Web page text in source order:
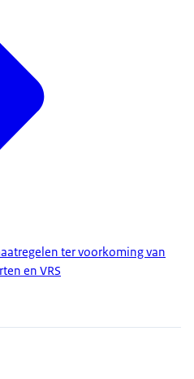
ter voorkoming van
en VRS